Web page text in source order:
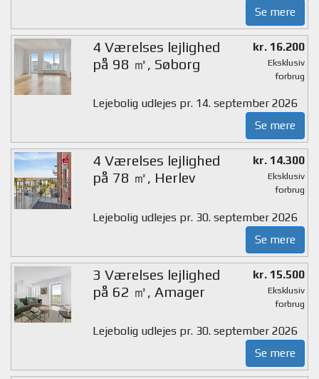
Se mere
4 Værelses lejlighed
på 98 ㎡, Søborg
kr. 16.200
Eksklusiv
forbrug
Lejebolig udlejes pr. 14. september 2026
Se mere
4 Værelses lejlighed
på 78 ㎡, Herlev
kr. 14.300
Eksklusiv
forbrug
Lejebolig udlejes pr. 30. september 2026
Se mere
3 Værelses lejlighed
på 62 ㎡, Amager
kr. 15.500
Eksklusiv
forbrug
Lejebolig udlejes pr. 30. september 2026
Se mere